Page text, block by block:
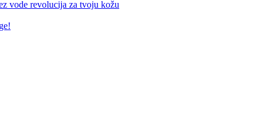
vode revolucija za tvoju kožu